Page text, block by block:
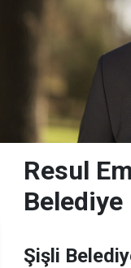
Resul
Belediye
Şişli